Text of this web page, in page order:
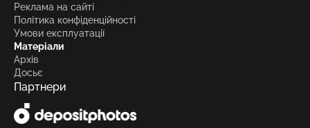
Реклама на сайті
Політика конфіденційності
Умови експлуатації
Матеріали
Архів
Досьє
Партнери